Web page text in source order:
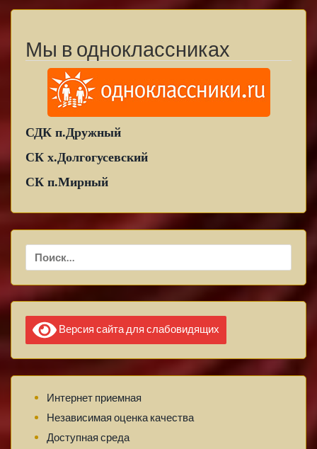
Мы в одноклассниках
СДК п.Дружный
СК х.Долгогусевский
СК п.Мирный
Версия сайта для слабовидящих
Интернет приемная
Независимая оценка качества
Доступная среда